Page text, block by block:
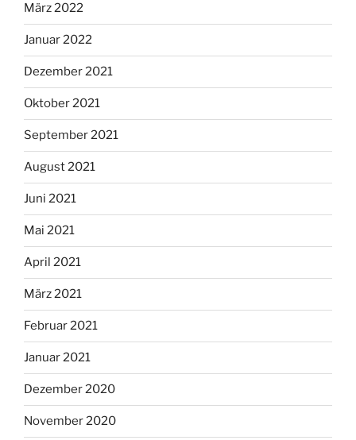
März 2022
Januar 2022
Dezember 2021
Oktober 2021
September 2021
August 2021
Juni 2021
Mai 2021
April 2021
März 2021
Februar 2021
Januar 2021
Dezember 2020
November 2020